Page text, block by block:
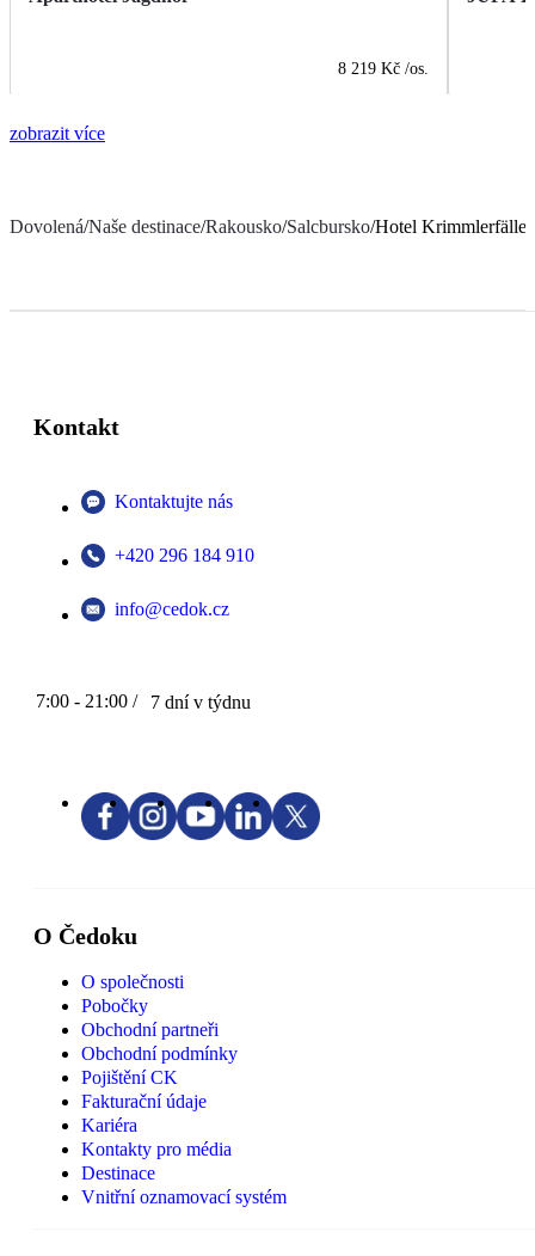
8 219 Kč /os.
zobrazit více
Dovolená/Naše destinace/Rakousko/Salcbursko/Hotel Krimmlerfälle
Kontakt
Kontaktujte nás
+420 296 184 910
info@cedok.cz
7:00 - 21:00 / 7 dní v týdnu
O Čedoku
O společnosti
Pobočky
Obchodní partneři
Obchodní podmínky
Pojištění CK
Fakturační údaje
Kariéra
Kontakty pro média
Destinace
Vnitřní oznamovací systém